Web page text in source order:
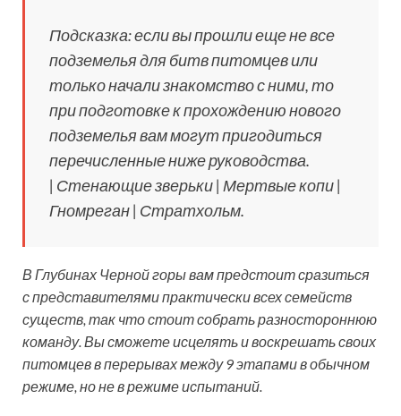
Подсказка: если вы прошли еще не все
подземелья для битв питомцев или
только начали знакомство с ними, то
при подготовке к прохождению нового
подземелья вам могут пригодиться
перечисленные ниже руководства.
| Стенающие зверьки | Мертвые копи |
Гномреган | Стратхольм.
В Глубинах Черной горы вам предстоит сразиться
с представителями практически всех семейств
существ, так что стоит собрать разностороннюю
команду. Вы сможете исцелять и воскрешать своих
питомцев в перерывах между 9 этапами в обычном
режиме, но не в режиме испытаний.